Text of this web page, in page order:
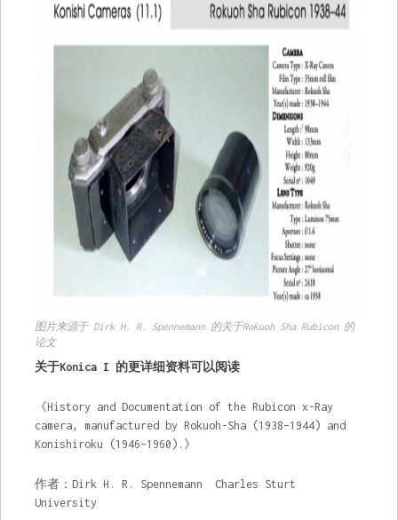
图片来源于 Dirk H. R. Spennemann 的关于Rokuoh Sha Rubicon 的
论文
关于Konica I 的更详细资料可以阅读
《History and Documentation of the Rubicon x-Ray
camera, manufactured by Rokuoh-Sha (1938–1944) and
Konishiroku (1946–1960).》
作者：Dirk H. R. Spennemann Charles Sturt
University